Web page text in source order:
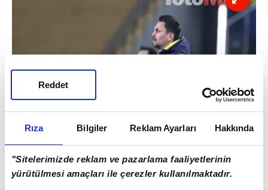
Rıza Bilgiler Reklam Ayarları Hakkında
"Sitelerimizde reklam ve pazarlama faaliyetlerinin
yürütülmesi amaçları ile çerezler kullanılmaktadır.
Reddet